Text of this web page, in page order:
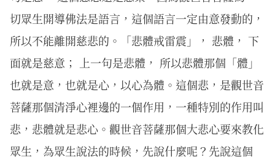
切眾生開導佛法是語言，這個語言一定由意發動的，
所以不能離開慈悲的。「悲體戒雷震」， 悲體， 下
面就是慈意； 上一句是悲體， 所以悲體那個「體」
也就是意，也就是心，以心為體。這個悲，是觀世音
菩薩那個清淨心裡邊的一個作用，一種特別的作用叫
悲，悲體就是悲心。觀世音菩薩那個大悲心要來教化
眾生，為眾生說法的時候，先說什麼呢？先說這個